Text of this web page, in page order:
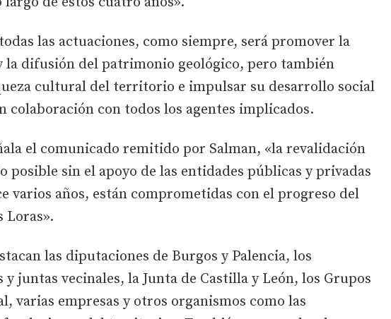
las actuaciones, como siempre, será promover la
la difusión del patrimonio geológico, pero también
cultural del territorio e impulsar su desarrollo social
colaboración con todos los agentes implicados.
el comunicado remitido por Salman, «la revalidación
posible sin el apoyo de las entidades públicas y privadas
varios años, están comprometidas con el progreso del
Loras».
las diputaciones de Burgos y Palencia, los
juntas vecinales, la Junta de Castilla y León, los Grupos
varias empresas y otros organismos como las